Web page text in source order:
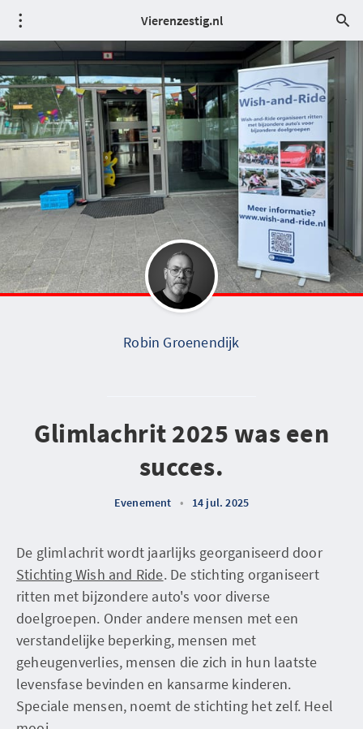
Vierenzestig.nl
Robin Groenendijk
Glimlachrit 2025 was een
succes.
Evenement • 14 jul. 2025
De glimlachrit wordt jaarlijks georganiseerd door
Stichting Wish and Ride. De stichting organiseert
ritten met bijzondere auto's voor diverse
doelgroepen. Onder andere mensen met een
verstandelijke beperking, mensen met
geheugenverlies, mensen die zich in hun laatste
levensfase bevinden en kansarme kinderen.
Speciale mensen, noemt de stichting het zelf. Heel